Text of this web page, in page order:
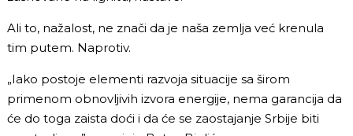
Ali to, nažalost, ne znači da je naša zemlja već krenula
tim putem. Naprotiv.
„Iako postoje elementi razvoja situacije sa širom
primenom obnovljivih izvora energije, nema garancija da
će do toga zaista doći i da će se zaostajanje Srbije biti